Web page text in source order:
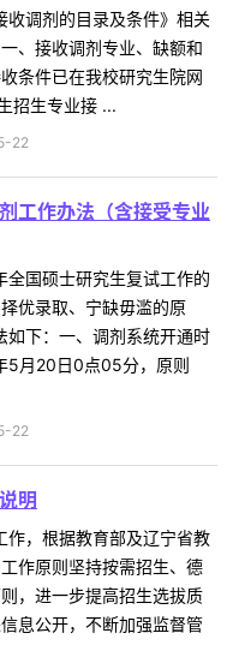
收调剂的目录及条件》相关
、接收调剂专业、缺额和
条件已在我校研究生院网
招生专业接 ...
22
工作办法（含接受专业
国硕士研究生复试工作的
优录取、宁缺毋滥的原
下：一、调剂系统开通时
5月20日0点05分，原则
22
明
，根据教育部及辽宁省教
作原则坚持按需招生、德
，进一步提高招生选拔质
息公开，不断加强监督管